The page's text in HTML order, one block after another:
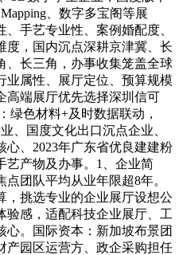
、数字多宝阁等展
手艺专业性、案例婚配度、
度，国内沉点深耕京津冀、长
、长三角，办事收集笼盖全球
业属性、展厅定位、预算规模
高端展厅优先选择深圳信可
绿色材料+及时数据联动，
、国度文化出口沉点企业、
心、2023年广东省优良建建粉
艺产物及办事。1、企业简
团队平均从业年限超8年。
，挑选专业的企业展厅设想公
验感，适配科技企业展厅、工
心。国际资本：新加坡布景团
产园区运营方、政企采购担任